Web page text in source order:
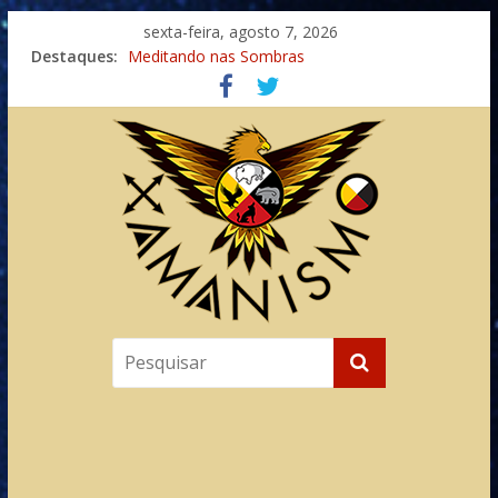
sexta-feira, agosto 7, 2026
Destaques: Meditando nas Sombras
Autosuficiência: A Jornada do Espírito Ancestral
Xamanismo Universal
Totens – Caminho Espiritual – Crescimento
Imaginação na Cura